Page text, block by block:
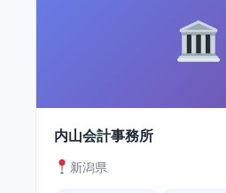
内山会計事務所
新潟県